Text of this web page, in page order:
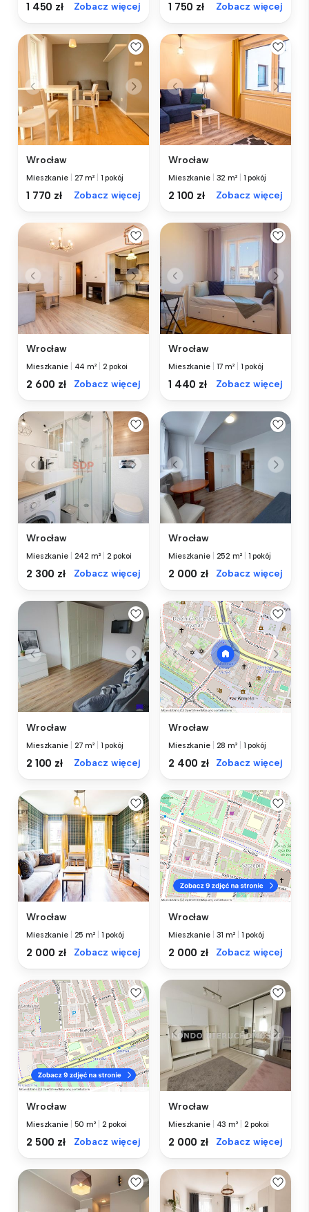
1 450 zł Zobacz więcej 1 750 zł Zobacz więcej
Wrocław
Mieszkanie 27 m² 1 pokój
1 770 zł Zobacz więcej
Wrocław
Mieszkanie 32 m² 1 pokój
2 100 zł Zobacz więcej
Wrocław
Mieszkanie 44 m² 2 pokoi
2 600 zł Zobacz więcej
Wrocław
Mieszkanie 17 m² 1 pokój
1 440 zł Zobacz więcej
Wrocław
Mieszkanie 242 m² 2 pokoi
2 300 zł Zobacz więcej
Wrocław
Mieszkanie 252 m² 1 pokój
2 000 zł Zobacz więcej
Wrocław
Mieszkanie 27 m² 1 pokój
2 100 zł Zobacz więcej
Wrocław
Mieszkanie 28 m² 1 pokój
2 400 zł Zobacz więcej
Wrocław
Mieszkanie 25 m² 1 pokój
2 000 zł Zobacz więcej
Wrocław
Mieszkanie 31 m² 1 pokój
2 000 zł Zobacz więcej
Wrocław
Mieszkanie 50 m² 2 pokoi
2 500 zł Zobacz więcej
Wrocław
Mieszkanie 43 m² 2 pokoi
2 000 zł Zobacz więcej